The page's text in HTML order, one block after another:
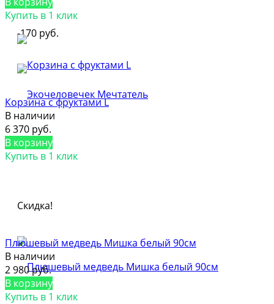
-170 руб.
Купить в 1 клик
Корзина с фруктами L
В наличии
6 370 руб.
В корзину
Купить в 1 клик
Скидка!
Плюшевый медведь Мишка белый 90см
В наличии
2 980 руб.
В корзину
Купить в 1 клик